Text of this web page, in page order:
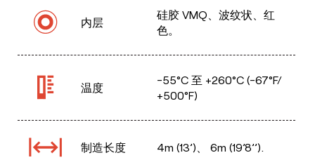
内层
硅胶 VMQ、波纹状、红
色。
温度
-55°C 至 +260°C (-67°F/
+500°F)
制造长度 4m (13’)、 6m (19’8’’).